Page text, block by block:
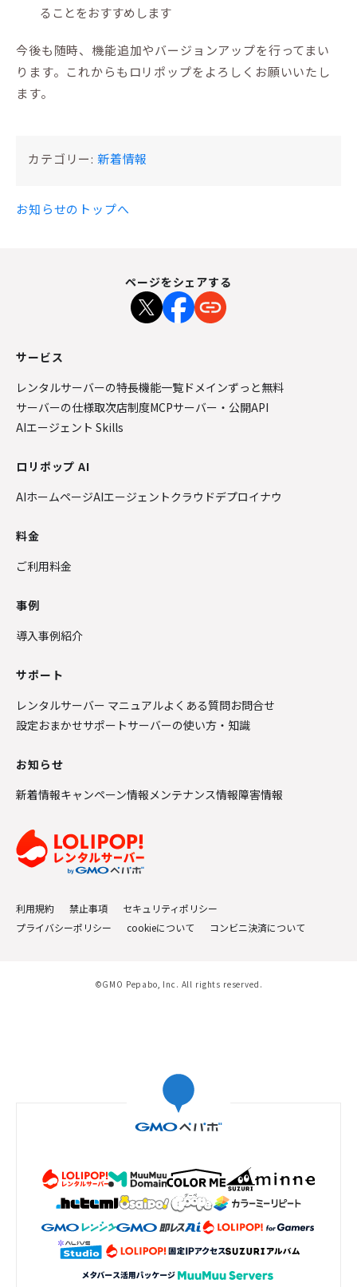
ることをおすすめします
今後も随時、機能追加やバージョンアップを行ってまい
ります。これからもロリポップをよろしくお願いいたし
ます。
カテゴリー: 新着情報
お知らせのトップへ
ページをシェアする
サービス
レンタルサーバーの特長機能一覧 ドメインずっと無料
サーバーの仕様取次店制度MCPサーバー・公開API
AIエージェント Skills
ロリポップ AI
AIホームページAIエージェントクラウドデプロイナウ
料金
ご利用料金
事例
導入事例紹介
サポート
レンタルサーバー マニュアルよくある質問お問合せ
設定おまかせサポートサーバーの使い方・知識
お知らせ
新着情報キャンペーン情報メンテナンス情報障害情報
利用規約 禁止事項
セキュリティポリシー
プライバシーポリシー
cookieについて コンビニ決済について
©GMO Pepabo, Inc. All rights reserved.